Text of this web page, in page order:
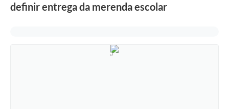
definir entrega da merenda escolar